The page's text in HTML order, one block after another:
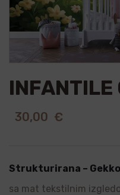
30,00 €
Strukturirana –
sa mat tekstilnim